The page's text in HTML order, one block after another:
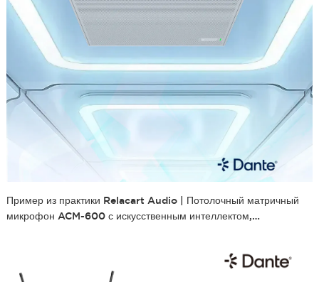
Пример из практики Relacart Audio | Потолочный матричный
микрофон ACM-600 с искусственным интеллектом,